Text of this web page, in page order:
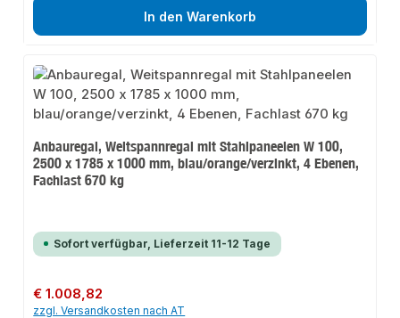
In den Warenkorb
Anbauregal, Weitspannregal mit Stahlpaneelen W 100,
2500 x 1785 x 1000 mm, blau/orange/verzinkt, 4 Ebenen,
Fachlast 670 kg
Sofort verfügbar, Lieferzeit 11-12 Tage
Regulärer Preis:
€ 1.008,82
zzgl. Versandkosten nach AT